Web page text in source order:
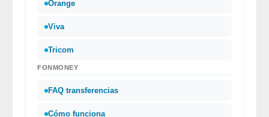
Orange
Viva
Tricom
FONMONEY
FAQ transferencias
Cómo funciona